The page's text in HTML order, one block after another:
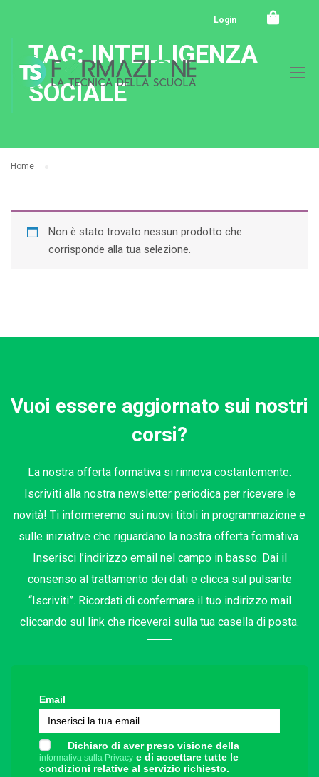
Login
TAG: INTELLIGENZA
SOCIALE
Home
Non è stato trovato nessun prodotto che
corrisponde alla tua selezione.
Vuoi essere aggiornato sui nostri
corsi?
La nostra offerta formativa si rinnova costantemente.
Iscriviti alla nostra newsletter periodica per ricevere le
novità! Ti informeremo sui nuovi titoli in programmazione e
sulle iniziative che riguardano la nostra offerta formativa.
Inserisci l’indirizzo email nel campo in basso. Dai il
consenso al trattamento dei dati e clicca sul pulsante
“Iscriviti”. Ricordati di confermare il tuo indirizzo mail
cliccando sul link che riceverai sulla tua casella di posta.
Email
Dichiaro di aver preso visione della
informativa sulla Privacy e di accettare tutte le
condizioni relative al servizio richiesto.